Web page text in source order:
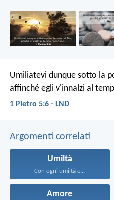
Umiliatevi dunque sotto la
affinché egli v'innalzi al
1 Pietro 5:6 - LND
Argomenti correlati
Umiltà
Con ogni umiltà e...
Amore